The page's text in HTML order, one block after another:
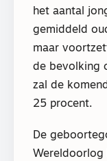
het aantal
gemiddeld
maar
de bevolking
zal de
25 procent.
De